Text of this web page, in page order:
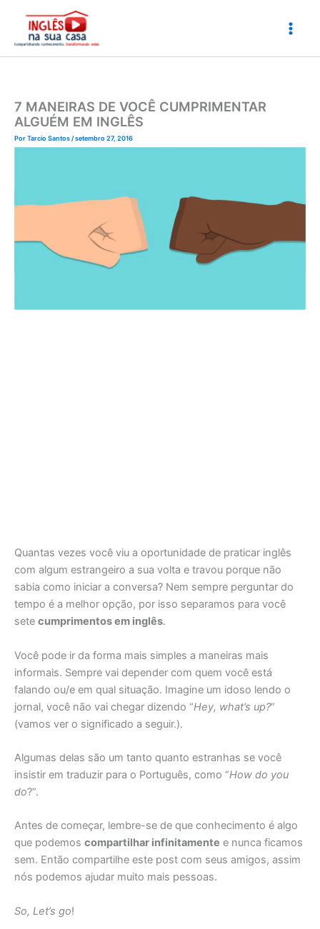
conteúdo
7 MANEIRAS DE VOCÊ CUMPRIMENTAR
ALGUÉM EM INGLÊS
PorTarcio Santos/setembro 27, 2016
Quantas vezes você viu a oportunidade de praticar inglês
com algum estrangeiro a sua volta e travou porque não
sabia como iniciar a conversa? Nem sempre perguntar do
tempo é a melhor opção, por isso separamos para você
sete cumprimentos em inglês.
Você pode ir da forma mais simples a maneiras mais
informais. Sempre vai depender com quem você está
falando ou/e em qual situação. Imagine um idoso lendo o
jornal, você não vai chegar dizendo “Hey, what’s up?”
(vamos ver o significado a seguir.).
Algumas delas são um tanto quanto estranhas se você
insistir em traduzir para o Português, como “How do you
do?”.
Antes de começar, lembre-se de que conhecimento é algo
que podemos compartilhar infinitamente e nunca ficamos
sem. Então compartilhe este post com seus amigos, assim
nós podemos ajudar muito mais pessoas.
So, Let’s go!